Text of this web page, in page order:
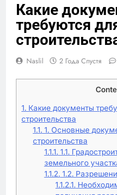
Какие
требуются
Naslil 2 Года Спустя
1. Какие документы
строительства
1.1. 1. Основные
строительства
1.1.1. 1.1.
земельного
1.1.2. 1.2.
1.1.2.1.